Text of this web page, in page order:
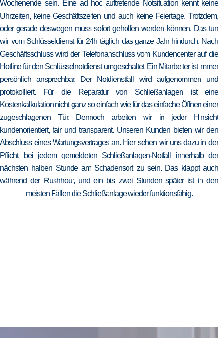
Wochenende sein. Eine ad hoc auftretende Notsituation kennt keine
Uhrzeiten, keine Geschäftszeiten und auch keine Feiertage. Trotzdem,
oder gerade deswegen muss sofort geholfen werden können. Das tun
wir vom Schlüsseldienst für 24h täglich das ganze Jahr hindurch. Nach
Geschäftsschluss wird der Telefonanschluss vom Kundencenter auf die
Hotline für den Schlüsselnotdienst umgeschaltet. Ein Mitarbeiter ist immer
persönlich ansprechbar. Der Notdienstfall wird aufgenommen und
protokolliert. Für die Reparatur von Schließanlagen ist eine
Kostenkalkulation nicht ganz so einfach wie für das einfache Öffnen einer
zugeschlagenen Tür. Dennoch arbeiten wir in jeder Hinsicht
kundenorientiert, fair und transparent. Unseren Kunden bieten wir den
Abschluss eines Wartungsvertrages an. Hier sehen wir uns dazu in der
Pflicht, bei jedem gemeldeten Schließanlagen-Notfall innerhalb der
nächsten halben Stunde am Schadensort zu sein. Das klappt auch
während der Rushhour, und ein bis zwei Stunden später ist in den
meisten Fällen die Schließanlage wieder funktionsfähig.